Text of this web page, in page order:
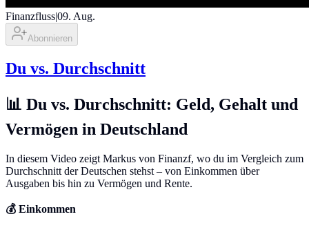
Finanzfluss|09. Aug.
Abonnieren
Du vs. Durchschnitt
📊 Du vs. Durchschnitt: Geld, Gehalt und
Vermögen in Deutschland
In diesem Video zeigt Markus von Finanzf, wo du im Vergleich zum
Durchschnitt der Deutschen stehst – von Einkommen über
Ausgaben bis hin zu Vermögen und Rente.
💰 Einkommen